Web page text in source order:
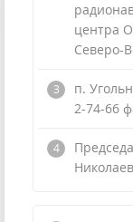
центра
Северо-
п.
2-74-66